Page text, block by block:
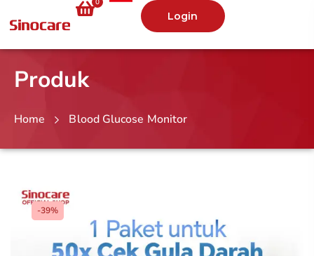
0
Login
Produk
Home Blood Glucose Monitor
-39%